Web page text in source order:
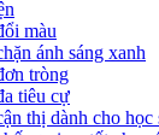
màu
ánh sáng xanh
tròng
tiêu cự
thị dành cho học